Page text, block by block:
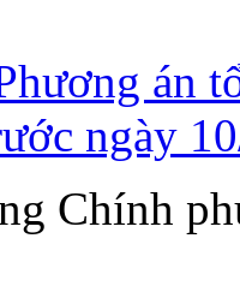
án
ngày
Chính